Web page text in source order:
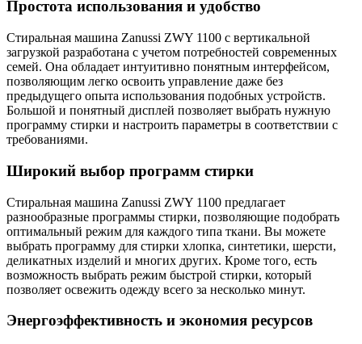
Простота использования и удобство
Стиральная машина Zanussi ZWY 1100 с вертикальной
загрузкой разработана с учетом потребностей современных
семей. Она обладает интуитивно понятным интерфейсом,
позволяющим легко освоить управление даже без
предыдущего опыта использования подобных устройств.
Большой и понятный дисплей позволяет выбрать нужную
программу стирки и настроить параметры в соответствии с
требованиями.
Широкий выбор программ стирки
Стиральная машина Zanussi ZWY 1100 предлагает
разнообразные программы стирки, позволяющие подобрать
оптимальный режим для каждого типа ткани. Вы можете
выбрать программу для стирки хлопка, синтетики, шерсти,
деликатных изделий и многих других. Кроме того, есть
возможность выбрать режим быстрой стирки, который
позволяет освежить одежду всего за несколько минут.
Энергоэффективность и экономия ресурсов